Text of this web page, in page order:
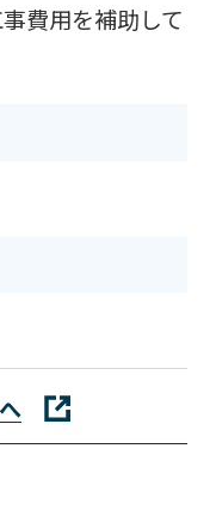
費用を補助して